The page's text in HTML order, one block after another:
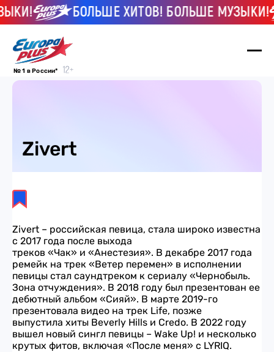
БОЛЬШЕ ХИТОВ! БОЛЬШЕ МУЗЫКИ!
№ 1 в России*
Zivert
Zivert – российская певица, стала широко известна
с 2017 года после выхода
треков «Чак» и «Анестезия». В декабре 2017 года
ремейк на трек «Ветер перемен» в исполнении
певицы стал саундтреком к сериалу «Чернобыль.
Зона отчуждения». В 2018 году был презентован ее
дебютный альбом «Сияй». В марте 2019-го
презентовала видео на трек Life, позже
выпустила хиты Beverly Hills и Credo. В 2022 году
вышел новый сингл певицы – Wake Up! и несколько
крутых фитов, включая «После меня» с LYRIQ.